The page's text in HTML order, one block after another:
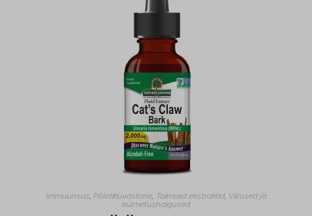
Immuunsus, Põletikuvastane, Taimsed ekstraktid, Viirused ja
külmetushaigused